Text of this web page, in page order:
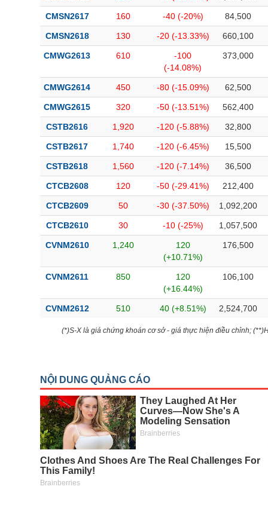
CMSN2617 160 -40 (-20%) 84,500
CMSN2618 130 -20 (-13.33%) 660,100
CMWG2613 610
-100
(-14.08%)
373,000
CMWG2614 450 -80 (-15.09%) 62,500
CMWG2615 320 -50 (-13.51%) 562,400
CSTB2616 1,920 -120 (-5.88%) 32,800
CSTB2617 1,740 -120 (-6.45%) 15,500
CSTB2618 1,560 -120 (-7.14%) 36,500
CTCB2608 120 -50 (-29.41%) 212,400
CTCB2609 50 -30 (-37.50%) 1,092,200
CTCB2610 30 -10 (-25%) 1,057,500
CVNM2610 1,240
120
(+10.71%)
176,500
CVNM2611 850
120
(+16.44%)
106,100
CVNM2612 510 40 (+8.51%) 2,524,700
(*)S-X là giá chứng khoán cơ sở - giá thực hiện điều chỉnh;